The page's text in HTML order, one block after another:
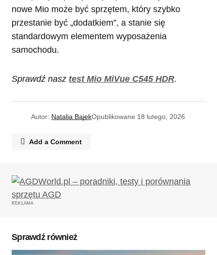
nowe Mio może być sprzętem, który szybko
przestanie być „dodatkiem”, a stanie się
standardowym elementem wyposażenia
samochodu.
Sprawdź nasz test Mio MiVue C545 HDR.
Autor: Natalia BajekOpublikowane 18 lutego, 2026
Add a Comment
Twój adres email nie zostanie opublikowany.
Wymagane pola są oznaczone
REKLAMA
Sprawdź również